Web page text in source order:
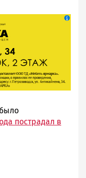
было
пострадал в